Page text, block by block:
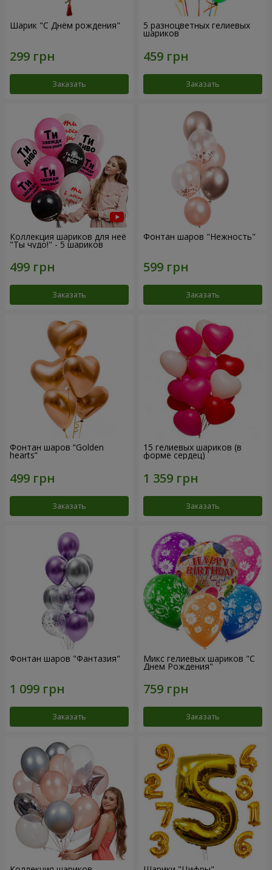
Шарик "С Днём рождения"
Заказать
5 разноцветных гелиевых
шариков
Заказать
Коллекция шариков для неё
"Ты чудо!" - 5 шариков
Заказать
Фонтан шаров "Нежность"
Заказать
Фонтан шаров “Golden
hearts”
Заказать
15 гелиевых шариков (в
форме сердец)
Заказать
Фонтан шаров "Фантазия"
Заказать
Микс гелиевых шариков "C
Днем Рождения"
Заказать